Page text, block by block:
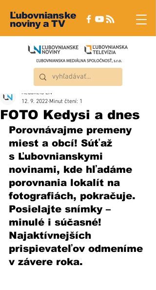
Ľubovnianske
noviny a TV
FOTO Kedysi a dnes
Redakcia ĽN
12. 9. 2022 Minut čtení: 1
Porovnávajme premeny
miest a obcí! Súťaž
s Ľubovnianskymi
novinami, kde hľadáme
porovnania lokalít na
fotografiách, pokračuje.
Posielajte snímky –
minulé i súčasné!
Najaktívnejších
prispievateľov odmeníme
v závere roka.